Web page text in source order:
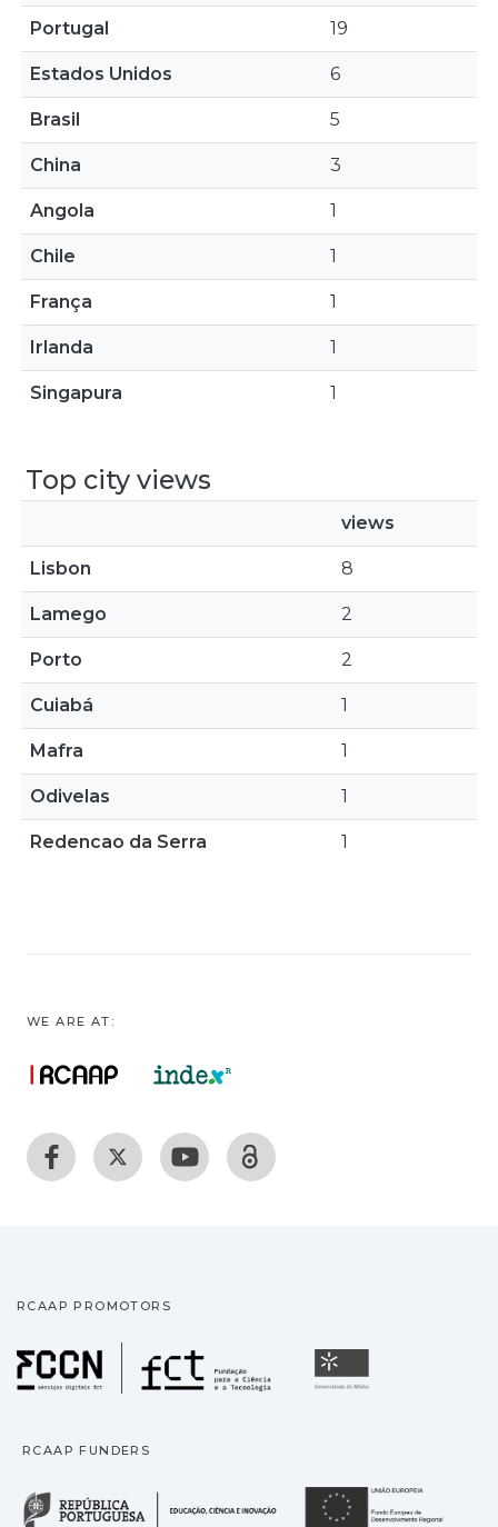
Portugal 19
Estados Unidos 6
Brasil 5
China 3
Angola 1
Chile 1
França 1
Irlanda 1
Singapura 1
Top city views
views
Lisbon 8
Lamego 2
Porto 2
Cuiabá 1
Mafra 1
Odivelas 1
Redencao da Serra 1
WE ARE AT:
RCAAP PROMOTORS
Fundação para a
RCAAP FUNDERS
República Portuguesa